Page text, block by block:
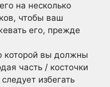
на несколько
чтобы ваш
его, прежде
которой вы должны
часть / косточки
избегать